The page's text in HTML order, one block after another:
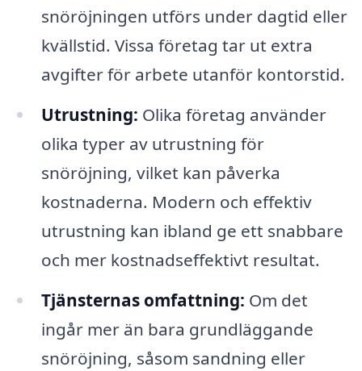
snöröjningen utförs under dagtid eller
kvällstid. Vissa företag tar ut extra
avgifter för arbete utanför kontorstid.
Utrustning: Olika företag använder
olika typer av utrustning för
snöröjning, vilket kan påverka
kostnaderna. Modern och effektiv
utrustning kan ibland ge ett snabbare
och mer kostnadseffektivt resultat.
Tjänsternas omfattning: Om det
ingår mer än bara grundläggande
snöröjning, såsom sandning eller